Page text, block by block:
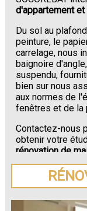
d'appartement
Du sol au
peinture, le
carrelage, nous
baignoire
suspendu,
bien sur nous
aux normes de
fenêtres et de la
Contactez-nous
obtenir votre
rénovation de
Ransart.